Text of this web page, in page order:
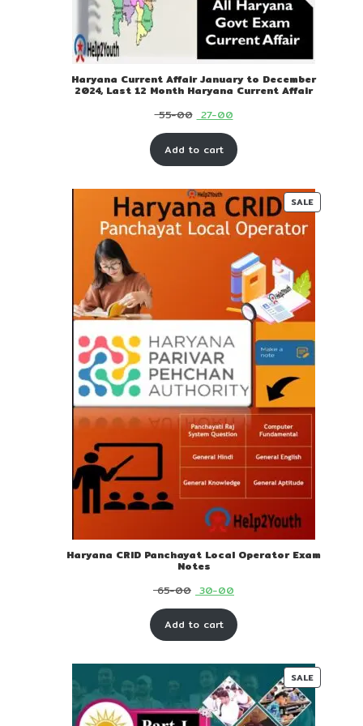
Haryana Current Affair January to December
2024, Last 12 Month Haryana Current Affair
55-00 Original
price
was:
00.
27-00Current
price
is:
00.
Add to cart
SALE
Haryana CRID Panchayat Local Operator Exam
Notes
65-00 Original
price
was:
00.
30-00Current
price
is:
00.
Add to cart
SALE
SALE